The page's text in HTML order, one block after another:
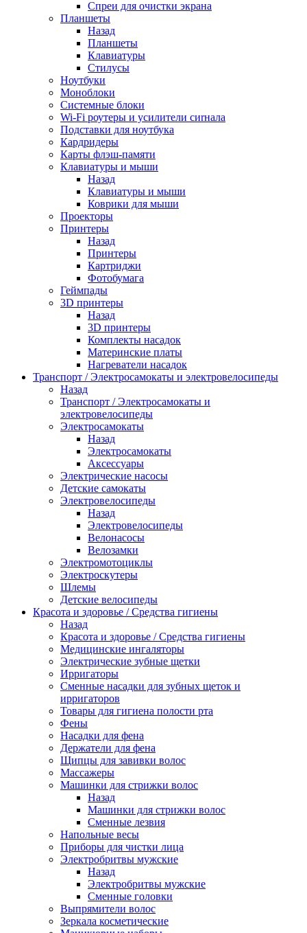
Спреи для очистки экрана
Планшеты
Назад
Планшеты
Клавиатуры
Стилусы
Ноутбуки
Моноблоки
Системные блоки
Wi-Fi роутеры и усилители сиrнала
Подставки для ноутбука
Кардридеры
Карты флэш-памяти
Клавиатуры и мыши
Назад
Клавиатуры и мыши
Коврики для мыши
Проекторы
Принтеры
Назад
Принтеры
Картриджи
Фотобумага
Геймпады
3D принтеры
Назад
3D принтеры
Комплекты насадок
Материнские платы
Нагреватели насадок
Транспорт / Электросамокаты и электровелосипеды
Назад
Транспорт / Электросамокаты и
электровелосипеды
Электросамокаты
Назад
Электросамокаты
Аксессуары
Электрические насосы
Детские самокаты
Электровелосипеды
Назад
Электровелосипеды
Велонасосы
Велозамки
Электромотоциклы
Электроскутеры
Шлемы
Детские велосипеды
Красота и здоровье / Средства гигиены
Назад
Красота и здоровье / Средства гигиены
Медицинские ингаляторы
Электрические зубные щетки
Ирригаторы
Сменные насадки для зубных щеток и
ирригаторов
Товары для гигиена полости рта
Фены
Насадки для фена
Держатели для фена
Щипцы для завивки волос
Массажеры
Машинки для стрижки волос
Назад
Машинки для стрижки волос
Сменные лезвия
Напольные весы
Приборы для чистки лица
Электробритвы мужские
Назад
Электробритвы мужские
Сменные головки
Выпрямители волос
Зеркала косметические